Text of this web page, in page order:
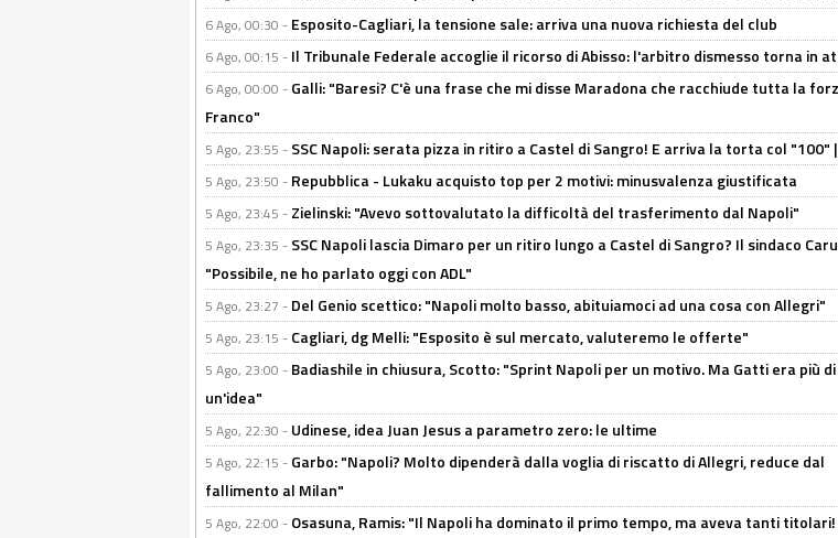
6 Ago, 00:30 - Esposito-Cagliari, la tensione sale: arriva una nuova richiesta del club
6 Ago, 00:15 - Il Tribunale Federale accoglie il ricorso di Abisso: l'arbitro dismesso torna in
6 Ago, 00:00 - Galli: "Baresi? C'è una frase che mi disse Maradona che racchiude tutta la
Franco"
5 Ago, 23:55 - SSC Napoli: serata pizza in ritiro a Castel di Sangro! E arriva la torta col "100" |
5 Ago, 23:50 - Repubblica - Lukaku acquisto top per 2 motivi: minusvalenza giustificata
5 Ago, 23:45 - Zielinski: "Avevo sottovalutato la difficoltà del trasferimento dal Napoli"
5 Ago, 23:35 - SSC Napoli lascia Dimaro per un ritiro lungo a Castel di Sangro? Il sindaco
"Possibile, ne ho parlato oggi con ADL"
5 Ago, 23:27 - Del Genio scettico: "Napoli molto basso, abituiamoci ad una cosa con Allegri"
5 Ago, 23:15 - Cagliari, dg Melli: "Esposito è sul mercato, valuteremo le offerte"
5 Ago, 23:00 - Badiashile in chiusura, Scotto: "Sprint Napoli per un motivo. Ma Gatti era più di
un'idea"
5 Ago, 22:30 - Udinese, idea Juan Jesus a parametro zero: le ultime
5 Ago, 22:15 - Garbo: "Napoli? Molto dipenderà dalla voglia di riscatto di Allegri, reduce dal
fallimento al Milan"
5 Ago, 22:00 - Osasuna, Ramis: "Il Napoli ha dominato il primo tempo, ma aveva tanti titolari!